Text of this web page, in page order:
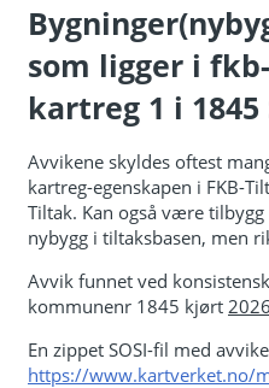
som ligger i
kartreg 1 i 1845
Avvikene skyldes oftest
kartreg-egenskapen i FKB-
Tiltak. Kan også være
nybygg i tiltaksbasen, men
Avvik funnet ved
kommunenr 1845 kjørt
En zippet SOSI-fil med
https://www.kartverket.no/